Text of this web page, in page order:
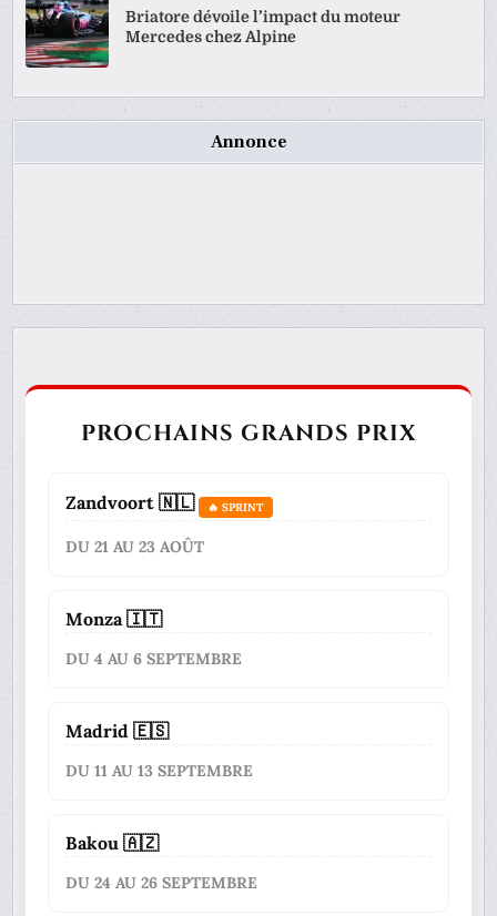
Briatore dévoile l’impact du moteur
Mercedes chez Alpine
Annonce
PROCHAINS GRANDS PRIX
Zandvoort 🇳🇱 🔥 SPRINT
DU 21 AU 23 AOÛT
Monza 🇮🇹
DU 4 AU 6 SEPTEMBRE
Madrid 🇪🇸
DU 11 AU 13 SEPTEMBRE
Bakou 🇦🇿
DU 24 AU 26 SEPTEMBRE